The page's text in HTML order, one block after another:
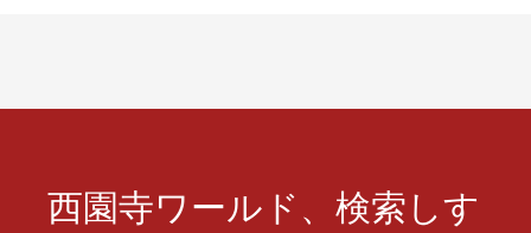
ン
西園寺ワールド、検索しす